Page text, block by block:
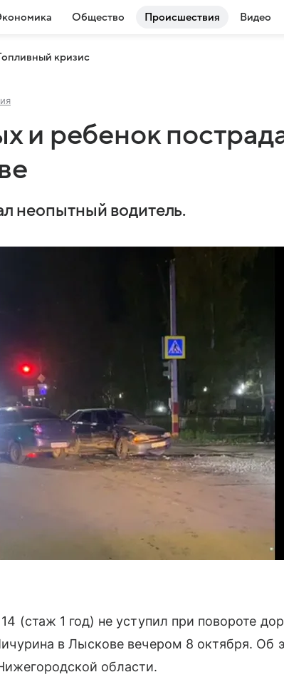
Общество Происшествия Видео
кризис
и ребенок
неопытный водитель.
(стаж 1 год) не уступил при повороте
в Лыскове вечером 8 октября. Об
области.